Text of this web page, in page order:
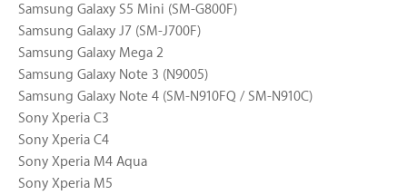
Samsung Galaxy S5 Mini (SM-G800F)
Samsung Galaxy J7 (SM-J700F)
Samsung Galaxy Mega 2
Samsung Galaxy Note 3 (N9005)
Samsung Galaxy Note 4 (SM-N910FQ / SM-N910C)
Sony Xperia C3
Sony Xperia C4
Sony Xperia M4 Aqua
Sony Xperia M5